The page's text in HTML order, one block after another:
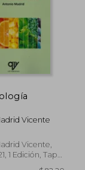
Vicente
Vicente,
1 Edición, Tapa